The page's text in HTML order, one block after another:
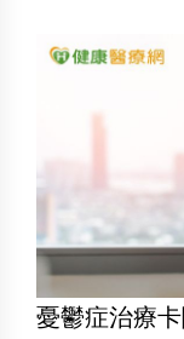
憂鬱症治療